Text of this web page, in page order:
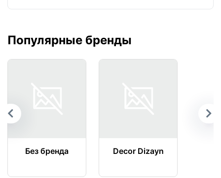
Популярные бренды
Без бренда Decor Dizayn